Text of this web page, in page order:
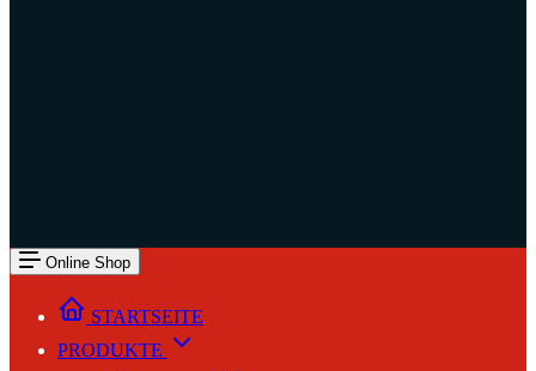
Online Shop
STARTSEITE
PRODUKTE